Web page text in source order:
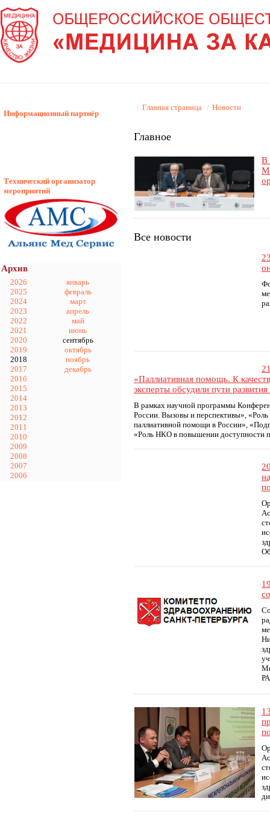
Информационный партнёр
Технический организатор
мероприятий
Архив
2026
2025
2024
2023
2022
2021
2020
2019
2018
2017
2016
2015
2014
2013
2012
2011
2010
2009
2008
2007
2006
январь
февраль
март
апрель
май
июнь
сентябрь
октябрь
ноябрь
декабрь
/ Главная страница / Новости
Главное
В
Все новости
«Паллиативная помощь. К
эксперты обсудили пути
В рамках научной программы
России. Вызовы и перспективы»,
паллиативной помощи в России»,
«Роль НКО в повышении доступности